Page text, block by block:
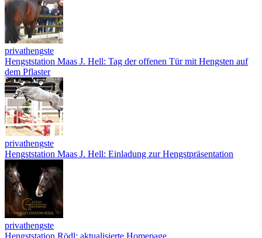
privathengste
Hengststation Maas J. Hell: Tag der offenen Tür mit Hengsten auf
dem Pflaster
privathengste
Hengststation Maas J. Hell: Einladung zur Hengstpräsentation
privathengste
Hengststation Rödl: aktualisierte Homepage